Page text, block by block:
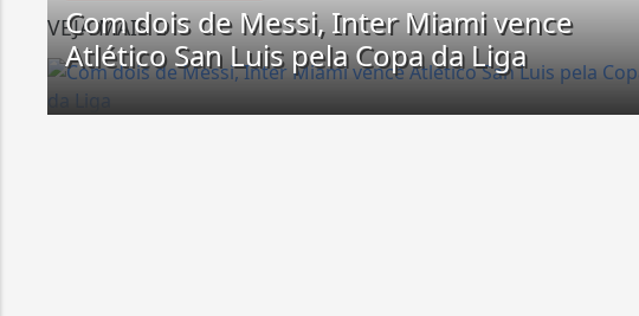
VEJA MAIS
Com dois de Messi, Inter Miami vence
Atlético San Luis pela Copa da Liga